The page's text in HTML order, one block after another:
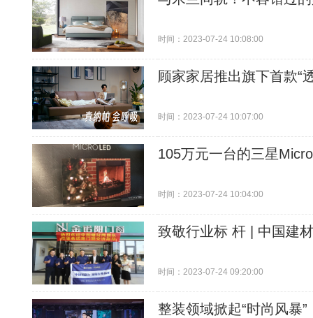
时间：2023-07-24 10:08:00
顾家家居推出旗下首款“
时间：2023-07-24 10:07:00
105万元一台的三星
时间：2023-07-24 10:04:00
致敬行业标 杆 | 中国建
时间：2023-07-24 09:20:00
整装领域掀起“时尚风暴